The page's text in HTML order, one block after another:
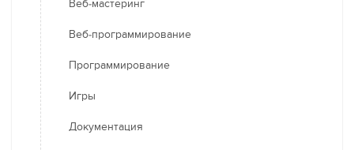
Веб-мастеринг
Веб-программирование
Программирование
Игры
Документация